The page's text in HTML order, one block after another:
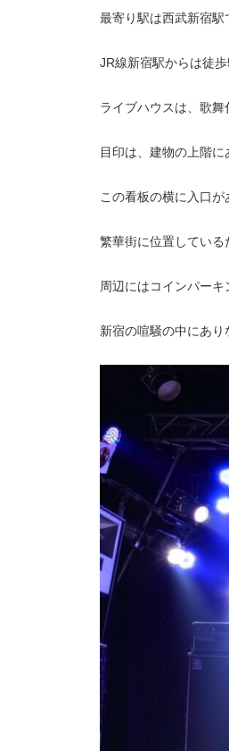
最寄り駅は西武新宿駅
JR線新宿駅からは徒
ライブハウスは、歌
目印は、建物の上階に
この看板の横に入口
繁華街に位置している
周辺にはコインパーキ
新宿の喧騒の中にあ